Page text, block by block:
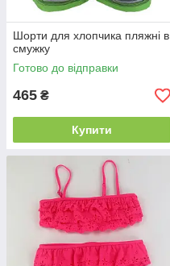
Шорти для хлопчика пляжні в
смужку
Готово до відправки
465 ₴
Купити